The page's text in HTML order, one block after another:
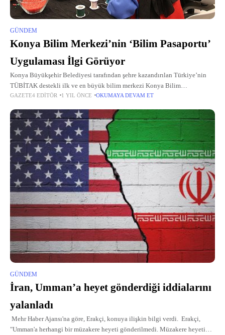
GÜNDEM
Konya Bilim Merkezi’nin ‘Bilim Pasaportu’
Uygulaması İlgi Görüyor
Konya Büyükşehir Belediyesi tarafından şehre kazandırılan Türkiye’nin
TÜBİTAK destekli ilk ve en büyük bilim merkezi Konya Bilim
Merkezi’nin Bilim Pasaportu uygulaması, yenilenen haliyle ilgi görüyor.
GAZETE4 EDITÖR 1 YIL ÖNCE OKUMAYA DEVAM ET
GÜNDEM
İran, Umman’a heyet gönderdiği iddialarını
yalanladı
Mehr Haber Ajansı'na göre, Erakçi, konuya ilişkin bilgi verdi. Erakçi,
"Umman'a herhangi bir müzakere heyeti gönderilmedi. Müzakere heyetinin